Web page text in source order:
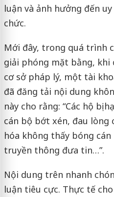
luận và ảnh hưởng đến
chức.
Mới đây, trong quá trình
giải phóng mặt bằng, khi
cơ sở pháp lý, một tài
đã đăng tải nội dung
này cho rằng: “Các hộ bị
cán bộ bớt xén, đau lòng
hóa không thấy bóng
truyền thông đưa tin…”.
Nội dung trên nhanh
luận tiêu cực. Thực tế